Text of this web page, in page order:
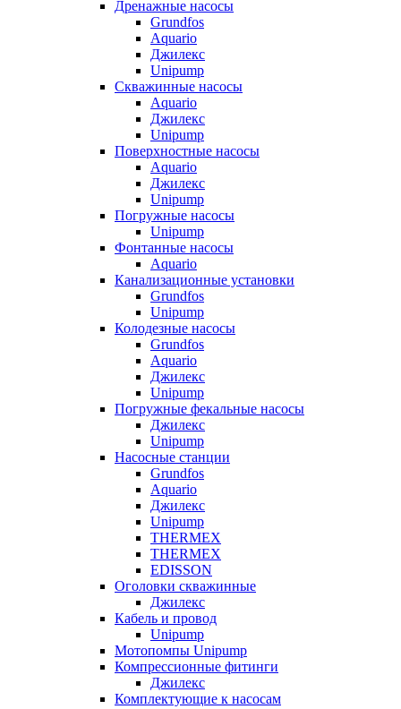
Дренажные насосы
Grundfos
Aquario
Джилекс
Unipump
Скважинные насосы
Aquario
Джилекс
Unipump
Поверхностные насосы
Aquario
Джилекс
Unipump
Погружные насосы
Unipump
Фонтанные насосы
Aquario
Канализационные установки
Grundfos
Unipump
Колодезные насосы
Grundfos
Aquario
Джилекс
Unipump
Погружные фекальные насосы
Джилекс
Unipump
Насосные станции
Grundfos
Aquario
Джилекс
Unipump
THERMEX
THERMEX
EDISSON
Оголовки скважинные
Джилекс
Кабель и провод
Unipump
Мотопомпы Unipump
Компрессионные фитинги
Джилекс
Комплектующие к насосам